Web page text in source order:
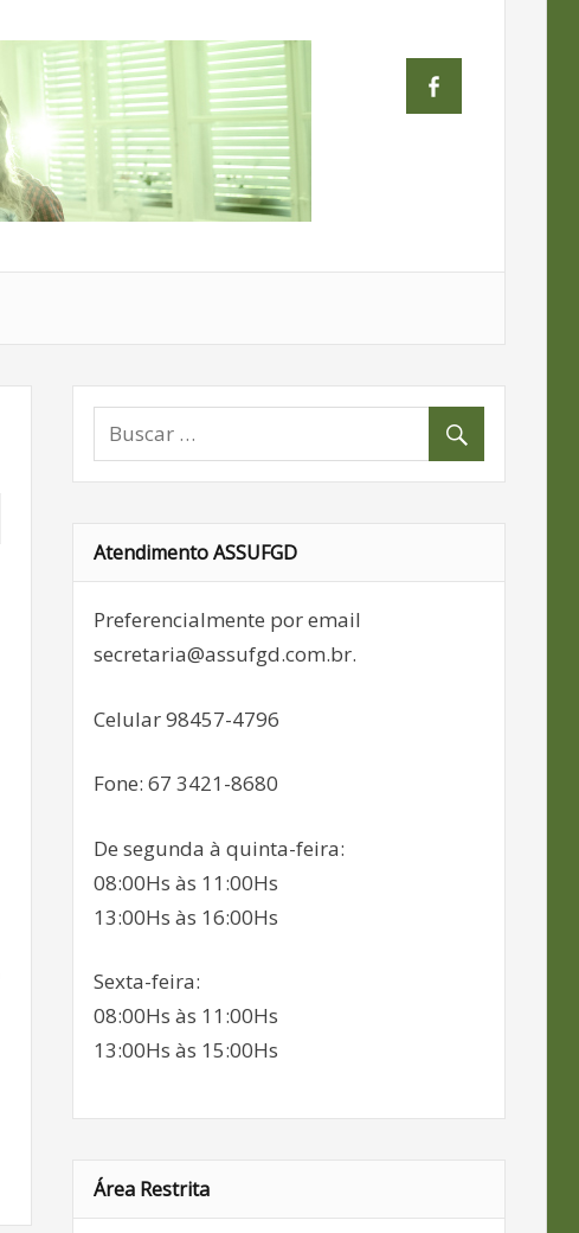
Atendimento ASSUFGD
Preferencialmente por email
secretaria@assufgd.com.br.
Celular 98457-4796
Fone: 67 3421-8680
De segunda à quinta-feira:
08:00Hs às 11:00Hs
13:00Hs às 16:00Hs
Sexta-feira:
08:00Hs às 11:00Hs
13:00Hs às 15:00Hs
Área Restrita